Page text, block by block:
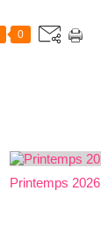
0
Printemps 2026